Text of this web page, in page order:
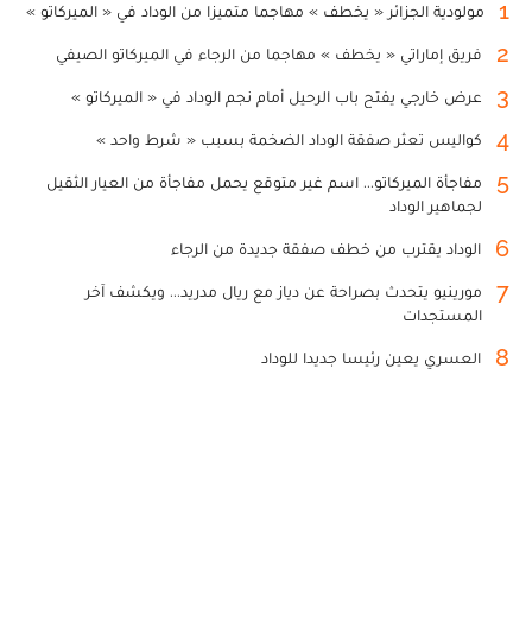
1 مولودية الجزائر « يخطف » مهاجما متميزا من الوداد في « الميركاتو »
2 فريق إماراتي « يخطف » مهاجما من الرجاء في الميركاتو الصيفي
3 عرض خارجي يفتح باب الرحيل أمام نجم الوداد في « الميركاتو »
4 كواليس تعثر صفقة الوداد الضخمة بسبب « شرط واحد »
5
مفاجأة الميركاتو... اسم غير متوقع يحمل مفاجأة من العيار الثقيل
لجماهير الوداد
6 الوداد يقترب من خطف صفقة جديدة من الرجاء
7
مورينيو يتحدث بصراحة عن دياز مع ريال مدريد... ويكشف آخر
المستجدات
8 العسري يعين رئيسا جديدا للوداد